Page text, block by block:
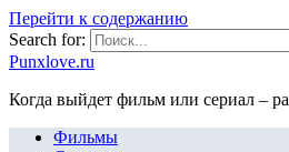
Перейти к содержанию
Search for:
Punxlove.ru
Когда выйдет фильм или сериал –
Фильмы